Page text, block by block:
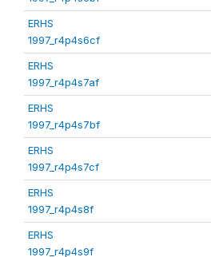
ERHS
1997_r4p4s6cf
ERHS
1997_r4p4s7af
ERHS
1997_r4p4s7bf
ERHS
1997_r4p4s7cf
ERHS
1997_r4p4s8f
ERHS
1997_r4p4s9f